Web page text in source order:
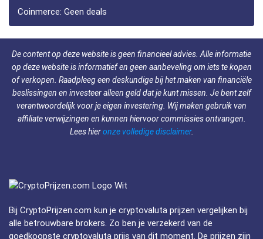
Coinmerce: Geen deals
De content op deze website is geen financieel advies. Alle informatie
op deze website is informatief en geen aanbeveling om iets te kopen
of verkopen. Raadpleeg een deskundige bij het maken van financiële
beslissingen en investeer alleen geld dat je kunt missen. Je bent zelf
verantwoordelijk voor je eigen investering. Wij maken gebruik van
affiliate verwijzingen en kunnen hiervoor commissies ontvangen.
Lees hieronze volledige disclaimer.
Bij CryptoPrijzen.com kun je cryptovaluta prijzen vergelijken bij
alle betrouwbare brokers. Zo ben je verzekerd van de
goedkoopste cryptovaluta prijs van dit moment. De prijzen zijn